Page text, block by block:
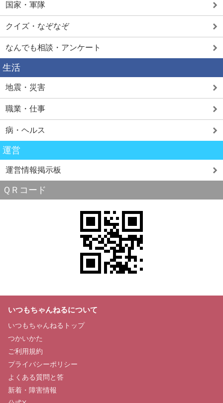
国家・軍隊
クイズ・なぞなぞ
なんでも相談・アンケート
生活
地震・災害
職業・仕事
病・ヘルス
運営
運営情報掲示板
ＱＲコード
いつもちゃんねるについて
いつもちゃんねるトップ
つかいかた
ご利用規約
プライバシーポリシー
よくある質問と答
新着・障害情報